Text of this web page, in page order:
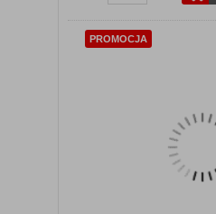
PROMOCJA